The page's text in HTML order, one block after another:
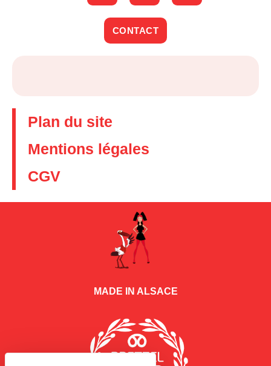
CONTACT
Plan du site
Mentions légales
CGV
MADE IN ALSACE